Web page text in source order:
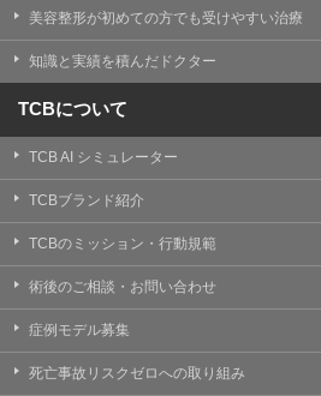
美容整形が初めての方でも受けやすい治療
知識と実績を積んだドクター
TCBについて
TCB AI シミュレーター
TCBブランド紹介
TCBのミッション・行動規範
術後のご相談・お問い合わせ
症例モデル募集
死亡事故リスクゼロへの取り組み